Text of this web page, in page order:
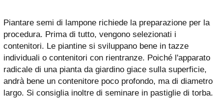
Piantare semi di lampone richiede la preparazione per la
procedura. Prima di tutto, vengono selezionati i
contenitori. Le piantine si sviluppano bene in tazze
individuali o contenitori con rientranze. Poiché l'apparato
radicale di una pianta da giardino giace sulla superficie,
andrà bene un contenitore poco profondo, ma di diametro
largo. Si consiglia inoltre di seminare in pastiglie di torba.